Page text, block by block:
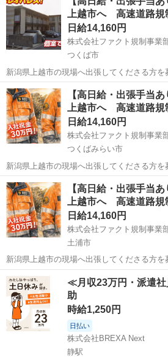
ます 月給30万円以上可能！
上越市へ 高速道路
日給14,160円
株式会社ファクト規制事業
つくば市
新潟県上越市の現場へ出張してくださる方を募集。 日勤日給
（夜勤日給16,950円） 月35万円以上可能 上
蔵庫等、最低限の家電あり。 水道光熱費込
茨城 つくば市 その他 給料
【高日給・出張手当
上越市へ 高速道路
日給14,160円
株式会社ファクト規制事業
つくばみらい市
新潟県上越市の現場へ出張してくださる方を募集。 日勤日給
（夜勤日給16,950円） 月35万円以上可能 上
蔵庫等、最低限の家電あり。 水道光熱費込
茨城 つくばみらい市 その他 給料
【高日給・出張手当
上越市へ 高速道路
日給14,160円
株式会社ファクト規制事業
土浦市
新潟県上越市の現場へ出張してくださる方を募集。 日勤日給
（夜勤日給16,950円） 月35万円以上可能 上
蔵庫等、最低限の家電あり。 水道光熱費込
茨城 土浦市 その他 給料
≪月収23万円・派遣
助
時給1,250円
日払い
株式会社BREXA Next
静駅